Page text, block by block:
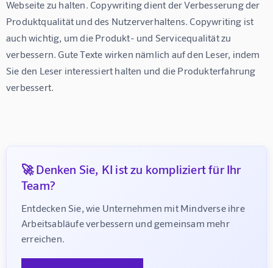
Webseite zu halten. Copywriting dient der Verbesserung der
Produktqualität und des Nutzerverhaltens. Copywriting ist
auch wichtig, um die Produkt- und Servicequalität zu
verbessern. Gute Texte wirken nämlich auf den Leser, indem
Sie den Leser interessiert halten und die Produkterfahrung
verbessert.
🚀 Denken Sie, KI ist zu kompliziert für Ihr
Team?
Entdecken Sie, wie Unternehmen mit Mindverse ihre
Arbeitsabläufe verbessern und gemeinsam mehr
erreichen.